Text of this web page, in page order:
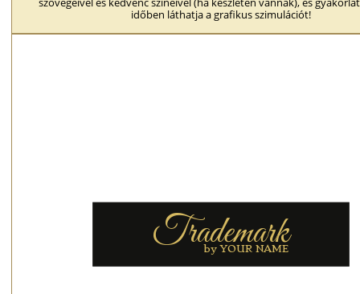
időben láthatja a grafikus szimulációt!